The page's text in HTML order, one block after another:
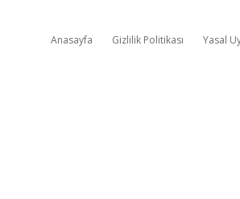
Anasayfa Gizlilik Politikası Yasal